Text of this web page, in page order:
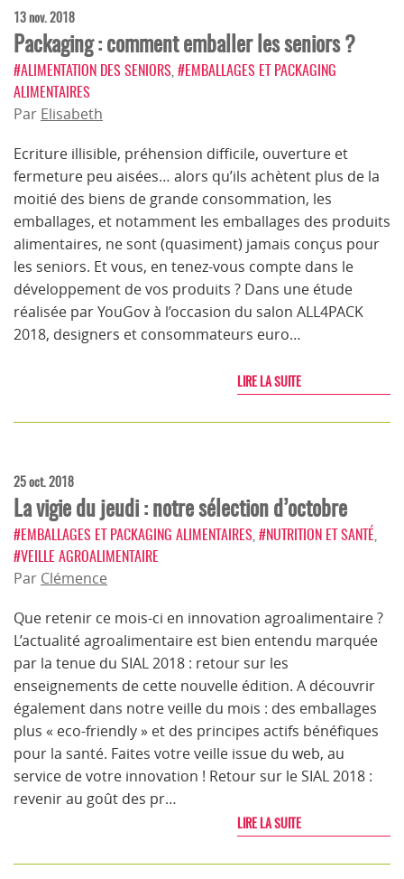
13 nov. 2018
Packaging : comment emballer les seniors ?
#ALIMENTATION DES SENIORS #EMBALLAGES ET PACKAGING
ALIMENTAIRES
Par Elisabeth
Ecriture illisible, préhension difficile, ouverture et
fermeture peu aisées… alors qu’ils achètent plus de la
moitié des biens de grande consommation, les
emballages, et notamment les emballages des produits
alimentaires, ne sont (quasiment) jamais conçus pour
les seniors. Et vous, en tenez-vous compte dans le
développement de vos produits ? Dans une étude
réalisée par YouGov à l’occasion du salon ALL4PACK
2018, designers et consommateurs euro…
LIRE LA SUITE
25 oct. 2018
La vigie du jeudi : notre sélection d’octobre
#EMBALLAGES ET PACKAGING ALIMENTAIRES #NUTRITION ET SANTÉ
#VEILLE AGROALIMENTAIRE
Par Clémence
Que retenir ce mois-ci en innovation agroalimentaire ?
L’actualité agroalimentaire est bien entendu marquée
par la tenue du SIAL 2018 : retour sur les
enseignements de cette nouvelle édition. A découvrir
également dans notre veille du mois : des emballages
plus « eco-friendly » et des principes actifs bénéfiques
pour la santé. Faites votre veille issue du web, au
service de votre innovation ! Retour sur le SIAL 2018 :
revenir au goût des pr…
LIRE LA SUITE